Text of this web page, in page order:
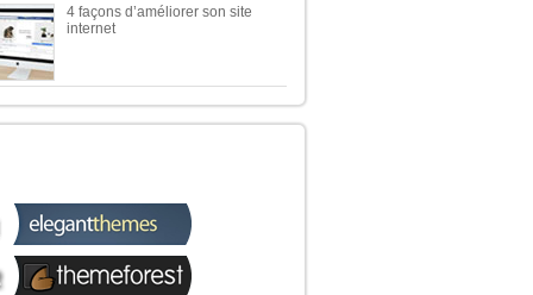
4 façons d’améliorer son site
internet